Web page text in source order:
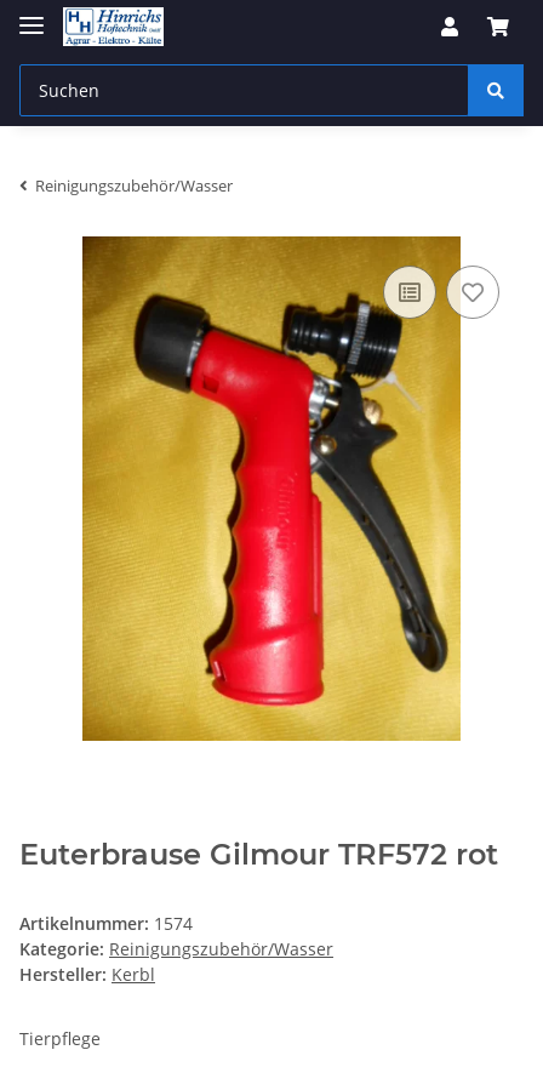
Reinigungszubehör/Wasser
Euterbrause Gilmour TRF572 rot
Artikelnummer: 1574
Kategorie: Reinigungszubehör/Wasser
Hersteller: Kerbl
Tierpflege